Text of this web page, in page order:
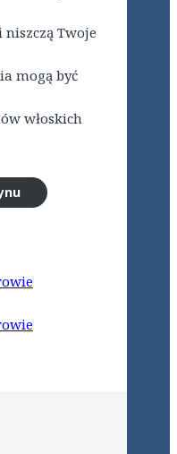
niszczą Twoje
mogą być
włoskich